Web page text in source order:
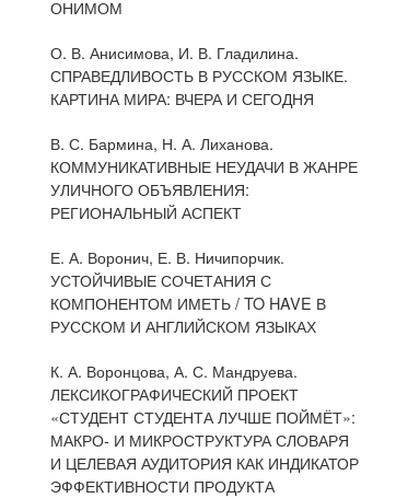
ОНИМОМ
О. В. Анисимова, И. В. Гладилина.
СПРАВЕДЛИВОСТЬ В РУССКОМ ЯЗЫКЕ.
КАРТИНА МИРА: ВЧЕРА И СЕГОДНЯ
В. С. Бармина, Н. А. Лиханова.
КОММУНИКАТИВНЫЕ НЕУДАЧИ В ЖАНРЕ
УЛИЧНОГО ОБЪЯВЛЕНИЯ:
РЕГИОНАЛЬНЫЙ АСПЕКТ
Е. А. Воронич, Е. В. Ничипорчик.
УСТОЙЧИВЫЕ СОЧЕТАНИЯ С
КОМПОНЕНТОМ ИМЕТЬ / TO HAVE В
РУССКОМ И АНГЛИЙСКОМ ЯЗЫКАХ
К. А. Воронцова, А. С. Мандруева.
ЛЕКСИКОГРАФИЧЕСКИЙ ПРОЕКТ
«СТУДЕНТ СТУДЕНТА ЛУЧШЕ ПОЙМЁТ»:
МАКРО- И МИКРОСТРУКТУРА СЛОВАРЯ
И ЦЕЛЕВАЯ АУДИТОРИЯ КАК ИНДИКАТОР
ЭФФЕКТИВНОСТИ ПРОДУКТА